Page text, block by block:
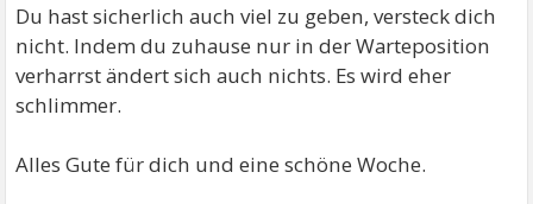
Du hast sicherlich auch viel zu geben, versteck dich
nicht. Indem du zuhause nur in der Warteposition
verharrst ändert sich auch nichts. Es wird eher
schlimmer.
Alles Gute für dich und eine schöne Woche.